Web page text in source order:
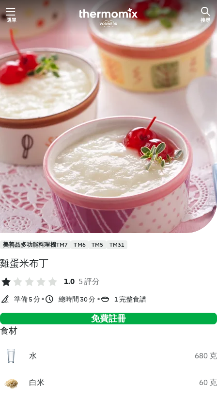
跳
要
內
容
選單 搜尋
美善品多功能料理機TM7 TM6 TM5 TM31
雞蛋米布丁
1.0 5 評分
準備 5 分 總時間 30 分 1 完整食譜
免費註冊
食材
水 680 克
白米 60 克